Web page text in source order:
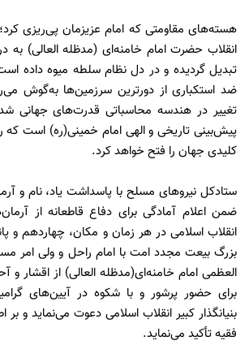
هسته‌های مقاومتی که امام عزیزمان پی‌ریزی
انقلاب حضرت امام خامنه‌ای (مدظله العالی) به
تبدیل گردیده و در دل نظام سلطه میوه داده
ضد استکباری از دورترین سرزمین‌ها به‌گوش
تغییر در هندسه محاسباتی قدرت‌های جهانی
پیش‌بینی تاریخی و الهی امام خمینی(ره) است که
کلیدی جهان را فتح خواهد کرد.
ستادکل نیروهای مسلح با پاسداشت یاد، نام و
ضمن اعلام آمادگی برای دفاع قاطعانه از
انقلاب اسلامی در هر زمان و مکان، چهاردهم و
بزرگ بیعت مجدد امت با امام راحل و ولی امر
العظمی امام خامنه‌ای(مدظله العالی) از اقشار و
برای حضور پرشور و با شکوه در آیین‌های
بنیانگذار کبیر انقلاب اسلامی دعوت می‌نماید و
فقیه تأکید می‌نماید.